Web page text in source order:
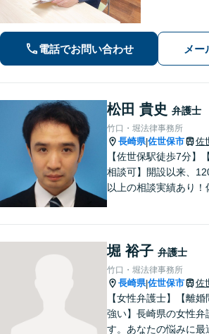
談ください。
電話でお問い合わせ メー
松田 貴史 弁護士
竹口・堀法律事務所
長崎県|佐世保市 佐
【佐世保駅徒歩7分】
相談可】開設以来、
以上の相談実績あり！
題・企業法務等、お困
はなんでもご相談くだ
【他士業連携】
堀 裕子 弁護士
竹口・堀法律事務所
長崎県|佐世保市 佐
【女性弁護士】【離婚
強い】長崎県の女性弁
す。あなたの悩みに最